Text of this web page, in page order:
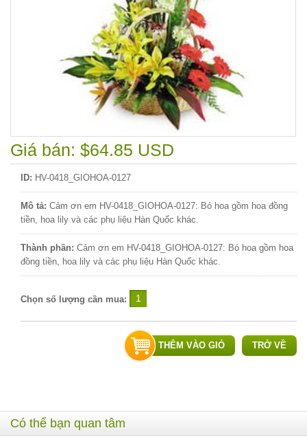
Giá bán: $64.85 USD
ID: HV-0418_GIOHOA-0127
Mô tả: Cảm ơn em HV-0418_GIOHOA-0127: Bó hoa gồm hoa đồng
tiền, hoa lily và các phụ liệu Hàn Quốc khác.
Thành phần: Cảm ơn em HV-0418_GIOHOA-0127: Bó hoa gồm hoa
đồng tiền, hoa lily và các phụ liệu Hàn Quốc khác.
Chọn số lượng cần mua:
TRỞ VỀ
THÊM VÀO GIỎ
Có thể bạn quan tâm